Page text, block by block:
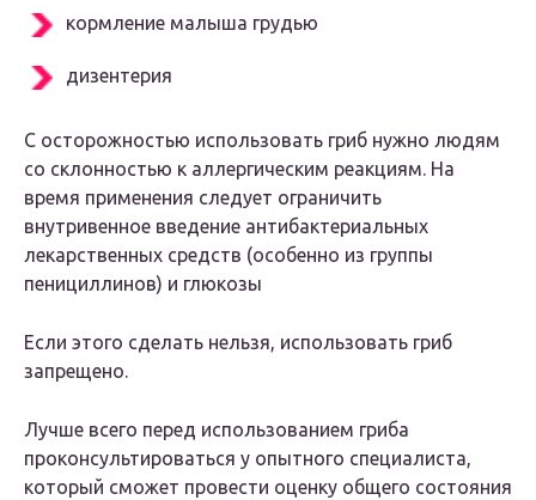
кормление малыша грудью
дизентерия
С осторожностью использовать гриб нужно людям
со склонностью к аллергическим реакциям. На
время применения следует ограничить
внутривенное введение антибактериальных
лекарственных средств (особенно из группы
пенициллинов) и глюкозы
Если этого сделать нельзя, использовать гриб
запрещено.
Лучше всего перед использованием гриба
проконсультироваться у опытного специалиста,
который сможет провести оценку общего состояния